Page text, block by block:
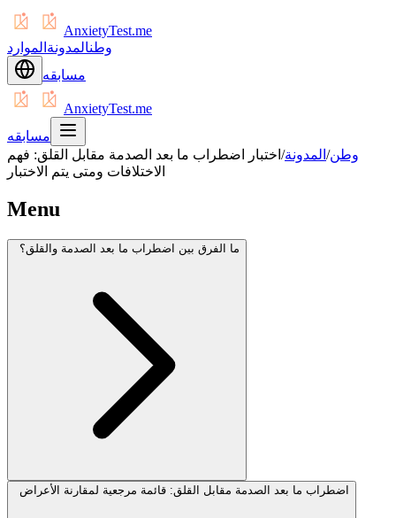
AnxietyTest.me
وطنالمدونة الموارد
مسابقه
AnxietyTest.me
مسابقه
وطن/ المدونة/ اختبار اضطراب ما بعد الصدمة مقابل القلق: فهم
الاختلافات ومتى يتم الاختبار
Menu
ما الفرق بين اضطراب ما بعد الصدمة والقلق؟
اضطراب ما بعد الصدمة مقابل القلق: قائمة مرجعية لمقارنة الأعراض